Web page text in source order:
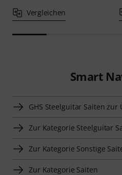
Vergleichen
Smart
GHS Steelguitar Saiten zur
Zur Kategorie Steelguitar
Zur Kategorie Sonstige
Zur Kategorie Saiten